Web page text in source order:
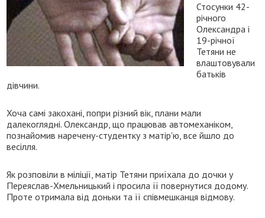
Стосунки 42-
річного
Олександра і
19-річної
Тетяни не
влаштовували
батьків
дівчини.
Хоча самі закохані, попри різний вік, плани мали
далекоглядні. Олександр, що працював автомеханіком,
познайомив наречену-студентку з матір'ю, все йшло до
весілля.
Як розповіли в міліції, матір Тетяни приїхала до дочки у
Переяслав-Хмельницький і просила її повернутися додому.
Проте отримала від доньки та її співмешканця відмову.